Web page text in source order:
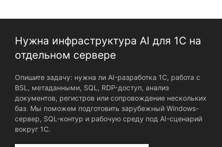
Нужна инфраструктура AI для 1С на
отдельном сервере
Опишите задачу: нужна ли AI-разработка 1С, работа с
BSL, метаданными, SQL, RDP-доступ, анализ
документов, регистров или сопровождение нескольких
баз. Мы поможем подготовить зарубежный Windows-
сервер, SQL-контур и рабочую среду под AI-сценарий
вокруг 1С.